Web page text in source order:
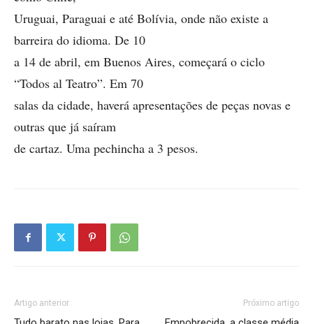
Uruguai, Paraguai e até Bolívia, onde não existe a
barreira do idioma. De 10
a 14 de abril, em Buenos Aires, começará o ciclo
“Todos al Teatro”. Em 70
salas da cidade, haverá apresentações de peças novas e
outras que já saíram
de cartaz. Uma pechincha a 3 pesos.
Artigo anterior Próximo artigo